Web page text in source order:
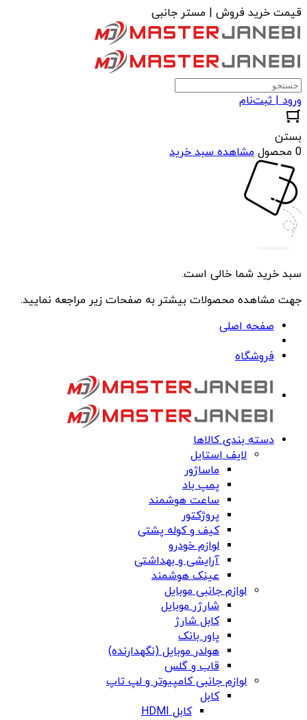
قیمت خرید فروش | مستر جانبی
ورود | ثبت‌نام
بستن
0 محصول
مشاهده سبد خرید
سبد خرید شما خالی است.
جهت مشاهده محصولات بیشتر به صفحات زیر مراجعه نمایید.
صفحه اصلی
فروشگاه
دسته بندی کالاها
لایف استایل
ماساژور
پمپ باد
ساعت هوشمند
پروژکتور
کیف و کوله پشتی
لوازم خودرو
آرایشی و بهداشتی
عینک هوشمند
لوازم جانبی موبایل
شارژر موبایل
کابل شارژ
پاور بانک
هولدر موبایل (نگهدارنده)
قاب و گلس
لوازم جانبی کامپیوتر و لپ تاپ
کابل
کابل HDMI